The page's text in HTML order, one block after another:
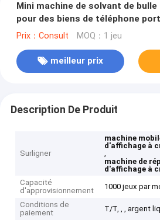
Mini machine de solvant de
pour des biens de téléphone
Prix：Consult MOQ：1 jeu
meilleur prix
Description De Produit
Surligner
machine
d'affichage à
,
machine de
d'affichage à
Capacité
d'approvisionnement
1000 jeux par
Conditions de
paiement
T/T, , , argent